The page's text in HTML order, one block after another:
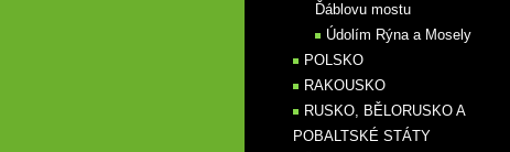
Ďáblovu mostu
Údolím Rýna a Mosely
POLSKO
RAKOUSKO
RUSKO, BĚLORUSKO A
POBALTSKÉ STÁTY